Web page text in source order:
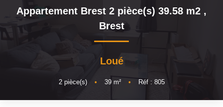
ESTIMER
NOS AGENCES
Appartement Brest 2 pièce(s) 39.58 m2 ,
Brest
Loué
2pièce(s) • 39m² • Réf : 805